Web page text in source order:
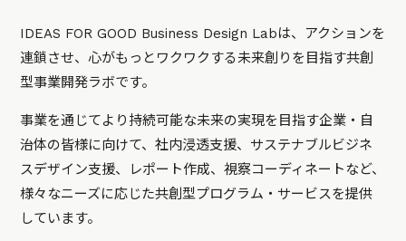
IDEAS FOR GOOD Business Design Labは、アクションを
連鎖させ、心がもっとワクワクする未来創りを目指す共創
型事業開発ラボです。
事業を通じてより持続可能な未来の実現を目指す企業・自
治体の皆様に向けて、社内浸透支援、サステナブルビジネ
スデザイン支援、レポート作成、視察コーディネートなど、
様々なニーズに応じた共創型プログラム・サービスを提供
しています。